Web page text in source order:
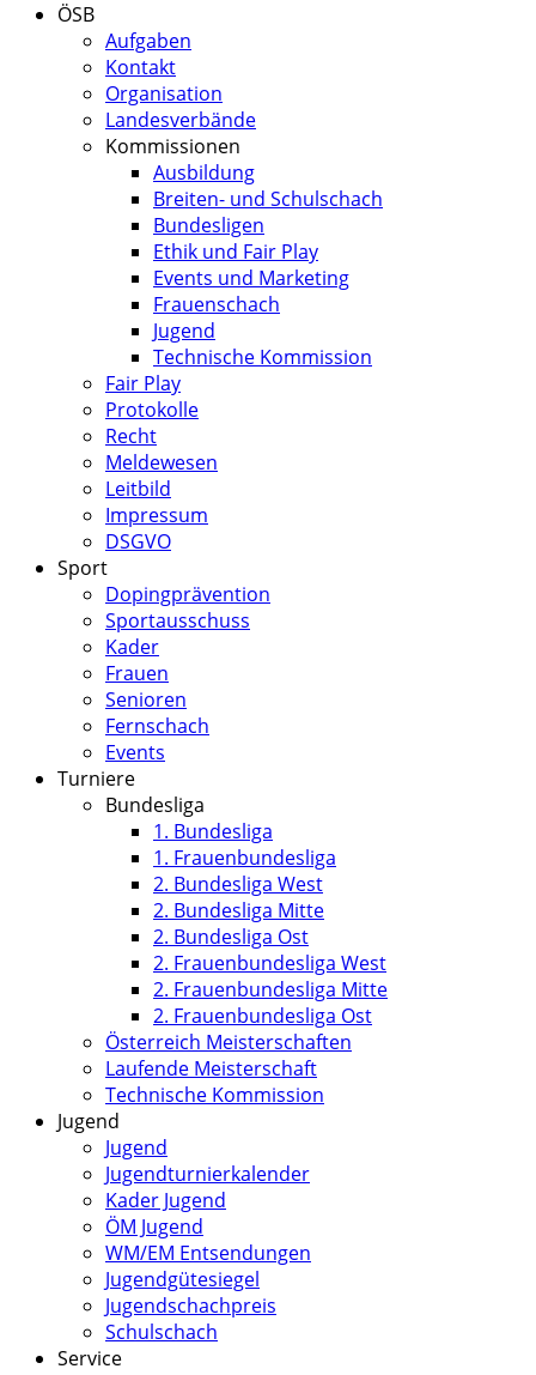
ÖSB
Aufgaben
Kontakt
Organisation
Landesverbände
Kommissionen
Ausbildung
Breiten- und Schulschach
Bundesligen
Ethik und Fair Play
Events und Marketing
Frauenschach
Jugend
Technische Kommission
Fair Play
Protokolle
Recht
Meldewesen
Leitbild
Impressum
DSGVO
Sport
Dopingprävention
Sportausschuss
Kader
Frauen
Senioren
Fernschach
Events
Turniere
Bundesliga
1. Bundesliga
1. Frauenbundesliga
2. Bundesliga West
2. Bundesliga Mitte
2. Bundesliga Ost
2. Frauenbundesliga West
2. Frauenbundesliga Mitte
2. Frauenbundesliga Ost
Österreich Meisterschaften
Laufende Meisterschaft
Technische Kommission
Jugend
Jugend
Jugendturnierkalender
Kader Jugend
ÖM Jugend
WM/EM Entsendungen
Jugendgütesiegel
Jugendschachpreis
Schulschach
Service